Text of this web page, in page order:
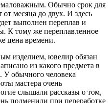
Обычно срок для
месяца до двух. И здесь
выполнен переплав и
К тому же переплавленное
цена времени.
изделием, ювелир обязан
из какого предмета в
У обычного человека
мастера очень
слышали рассказы о том,
подменили при переработке